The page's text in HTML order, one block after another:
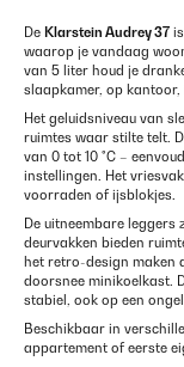
De Klarstein Audrey 37
waarop je vandaag
van 5 liter houd je
slaapkamer, op kantoor,
Het geluidsniveau van
ruimtes waar stilte telt.
van 0 tot 10 °C –
instellingen. Het
voorraden of ijsblokjes.
De uitneembare
deurvakken bieden
het retro-design maken
doorsnee minikoelkast.
stabiel, ook op een
Beschikbaar in
appartement of eerste